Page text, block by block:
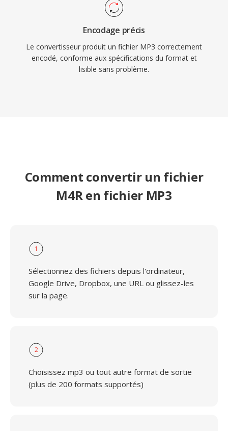
Encodage précis
Le convertisseur produit un fichier MP3 correctement
encodé, conforme aux spécifications du format et
lisible sans problème.
Comment convertir un fichier
M4R en fichier MP3
1
Sélectionnez des fichiers depuis l'ordinateur,
Google Drive, Dropbox, une URL ou glissez-les
sur la page.
2
Choisissez mp3 ou tout autre format de sortie
(plus de 200 formats supportés)